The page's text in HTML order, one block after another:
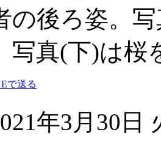
の後ろ姿。
写真(下)は桜
年3月30日